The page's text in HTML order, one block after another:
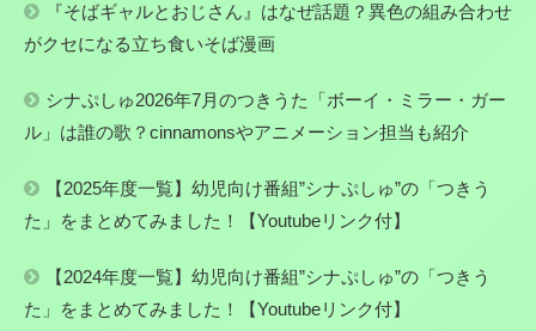
『そばギャルとおじさん』はなぜ話題？異色の組み合わせ
がクセになる立ち食いそば漫画
シナぷしゅ2026年7月のつきうた「ボーイ・ミラー・ガー
ル」は誰の歌？cinnamonsやアニメーション担当も紹介
【2025年度一覧】幼児向け番組”シナぷしゅ”の「つきう
た」をまとめてみました！【Youtubeリンク付】
【2024年度一覧】幼児向け番組”シナぷしゅ”の「つきう
た」をまとめてみました！【Youtubeリンク付】